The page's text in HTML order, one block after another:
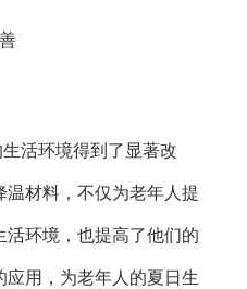
活环境得到了显著改
材料，不仅为老年人提
环境，也提高了他们的
用，为老年人的夏日生